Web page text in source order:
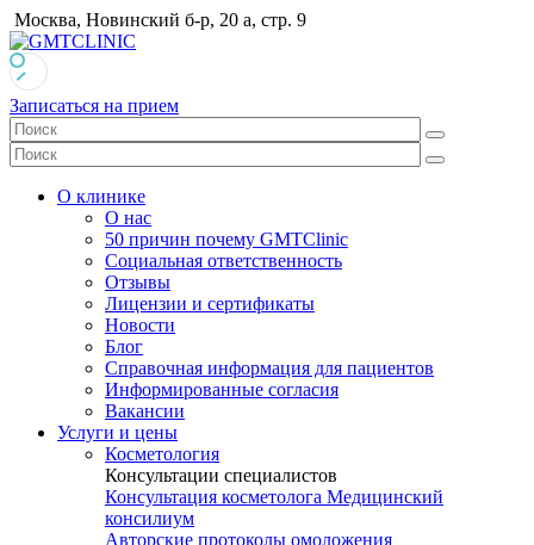
Москва, Новинский б-р, 20 а, стр. 9
Записаться на прием
О клинике
О нас
50 причин почему GMTClinic
Социальная ответственность
Отзывы
Лицензии и сертификаты
Новости
Блог
Справочная информация для пациентов
Информированные согласия
Вакансии
Услуги и цены
Косметология
Консультации специалистов
Консультация косметолога Медицинский
консилиум
Авторские протоколы омоложения